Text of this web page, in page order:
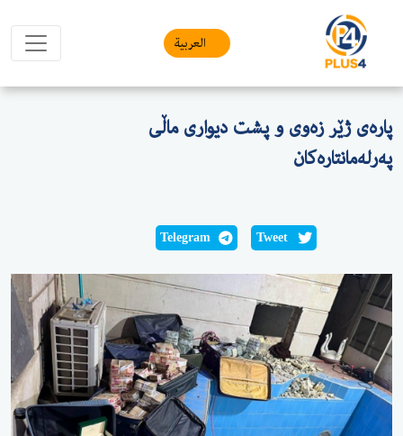
العربیة
پارەی ژێر زەوی و پشت دیواری ماڵی
پەرلەمانتارەكان
Tweet
Telegram